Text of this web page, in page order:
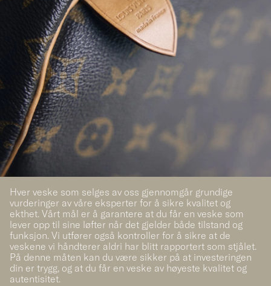
Hver veske som selges av oss gjennomgår grundige
vurderinger av våre eksperter for å sikre kvalitet og
ekthet. Vårt mål er å garantere at du får en veske som
lever opp til sine løfter når det gjelder både tilstand og
funksjon. Vi utfører også kontroller for å sikre at de
veskene vi håndterer aldri har blitt rapportert som stjålet.
På denne måten kan du være sikker på at investeringen
din er trygg, og at du får en veske av høyeste kvalitet og
autentisitet.